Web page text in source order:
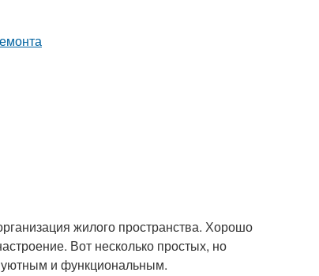
жилого пространства. Хорошо
Вот несколько простых, но
и функциональным.